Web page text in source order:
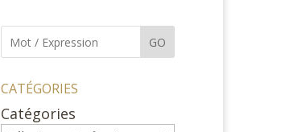
GO
CATÉGORIES
Catégories